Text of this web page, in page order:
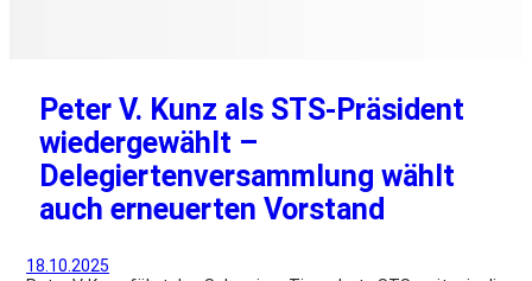
Peter V. Kunz als STS-Präsident
wiedergewählt –
Delegiertenversammlung wählt
auch erneuerten Vorstand
18.10.2025